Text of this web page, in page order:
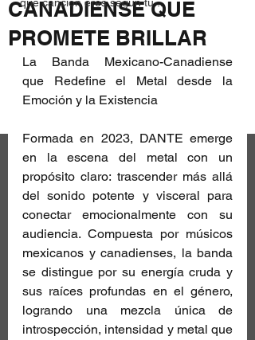
CANADIENSE QUE
PROMETE BRILLAR
La Banda Mexicano-Canadiense
que Redefine el Metal desde la
Emoción y la Existencia
Formada en 2023, DANTE emerge
en la escena del metal con un
propósito claro: trascender más allá
del sonido potente y visceral para
conectar emocionalmente con su
audiencia. Compuesta por músicos
mexicanos y canadienses, la banda
se distingue por su energía cruda y
sus raíces profundas en el género,
logrando una mezcla única de
introspección, intensidad y metal que